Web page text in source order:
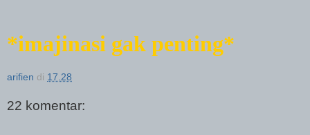
*imajinasi gak penting*
arifien di 17.28
22 komentar: